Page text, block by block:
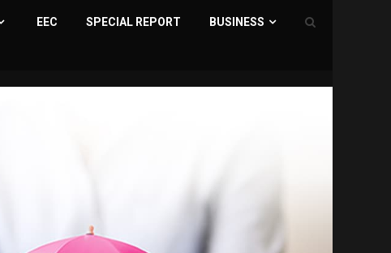
EEC SPECIAL REPORT BUSINESS